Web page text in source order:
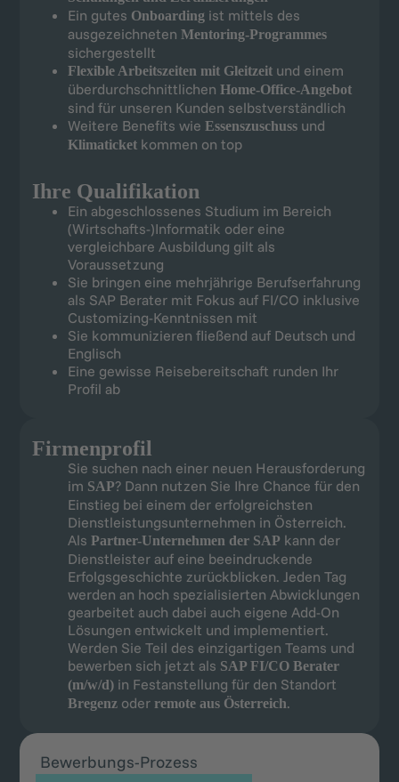
Ein gutes Onboarding ist mittels des
ausgezeichneten Mentoring-Programmes
sichergestellt
Flexible Arbeitszeiten mit Gleitzeit und einem
überdurchschnittlichen Home-Office-Angebot
sind für unseren Kunden selbstverständlich
Weitere Benefits wie Essenszuschuss und
Klimaticket kommen on top
Ihre Qualifikation
Ein abgeschlossenes Studium im Bereich
(Wirtschafts-)Informatik oder eine
vergleichbare Ausbildung gilt als
Voraussetzung
Sie bringen eine mehrjährige Berufserfahrung
als SAP Berater mit Fokus auf FI/CO inklusive
Customizing-Kenntnissen mit
Sie kommunizieren fließend auf Deutsch und
Englisch
Eine gewisse Reisebereitschaft runden Ihr
Profil ab
Firmenprofil
Sie suchen nach einer neuen Herausforderung
im SAP? Dann nutzen Sie Ihre Chance für den
Einstieg bei einem der erfolgreichsten
Dienstleistungsunternehmen in Österreich.
Als Partner-Unternehmen der SAP kann der
Dienstleister auf eine beeindruckende
Erfolgsgeschichte zurückblicken. Jeden Tag
werden an hoch spezialisierten Abwicklungen
gearbeitet auch dabei auch eigene Add-On
Lösungen entwickelt und implementiert.
Werden Sie Teil des einzigartigen Teams und
bewerben sich jetzt als SAP FI/CO Berater
(m/w/d)in Festanstellung für den Standort
Bregenz oder remote aus Österreich.
Bewerbungs-Prozess